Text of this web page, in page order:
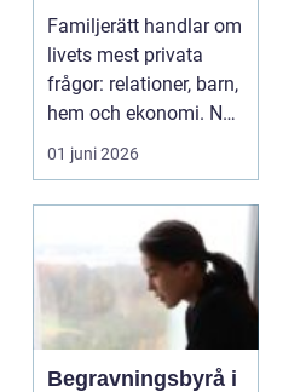
vardag och kris
Familjerätt handlar om
livets mest privata
frågor: relationer, barn,
hem och ekonomi. När
en separat...
01 juni 2026
Begravningsbyrå i